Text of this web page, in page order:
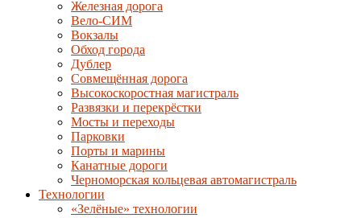
Железная дорога
Вело-СИМ
Вокзалы
Обход города
Дублер
Совмещённая дорога
Высокоскоростная магистраль
Развязки и перекрёстки
Мосты и переходы
Парковки
Порты и марины
Канатные дороги
Черноморская кольцевая автомагистраль
Технологии
«Зелёные» технологии